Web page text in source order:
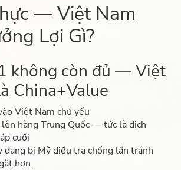
— Việt Nam
Lợi Gì?
không còn đủ — Việt
China+Value
Việt Nam chủ yếu
hàng Trung Quốc — tức là dịch
cuối
đang bị Mỹ điều tra chống lẩn tránh
hơn.